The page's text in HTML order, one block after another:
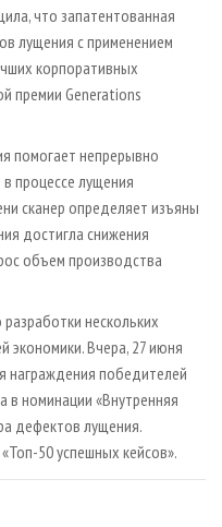
что запатентованная
лущения с применением
корпоративных
премии Generations
помогает непрерывно
процессе лущения
сканер определяет изъяны
достигла снижения
объем производства
нескольких
экономики. Вчера, 27 июня
награждения победителей
в номинации «Внутренняя
дефектов лущения.
50 успешных кейсов».